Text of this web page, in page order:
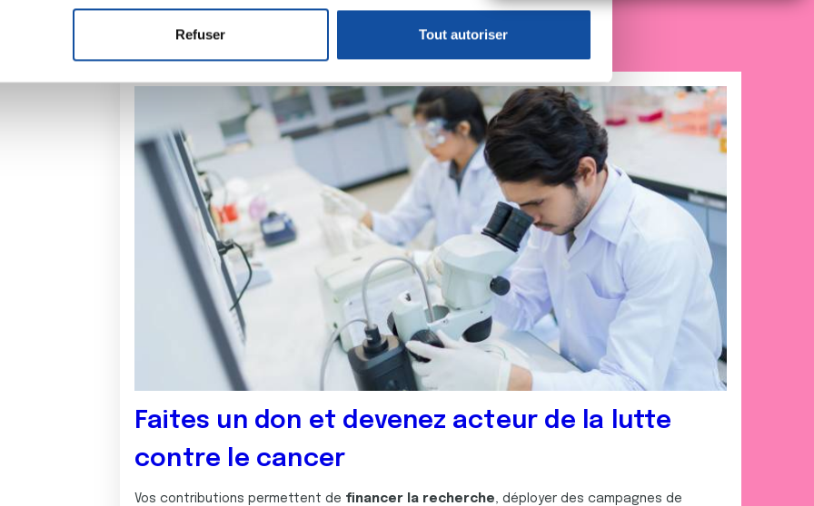
ou retirer votre consentement à tout moment à partir de la déclaration sur les cookies.
de publicité et d'analyse, qui peuvent combiner celles-ci avec d'autres informations que
ont collectées lors de votre utilisation de leurs services.
Refuser Tout autoriser
Faites un don et devenez acteur de la lutte
contre le cancer
Vos contributions permettent de financer la recherche, déployer des campagnes de